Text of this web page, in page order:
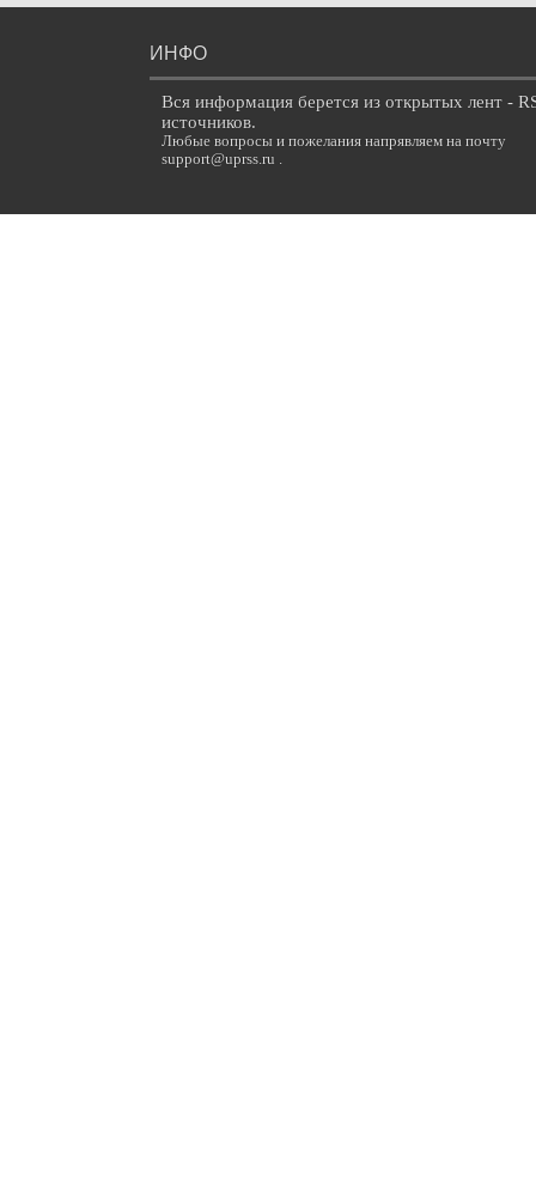
ИНФО
Вся информация берется из открытых лент -
источников.
Любые вопросы и пожелания напрявляем на почту
support@uprss.ru .